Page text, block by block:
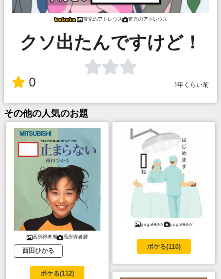
雷光のアトレウス 雷光のアトレウス
クソ出たんですけど！
0 1年くらい前
その他の人気のお題
高所得者層 高所得者層
西田ひかる
ボケる(112)
guga9652 guga9652
ボケる(110)